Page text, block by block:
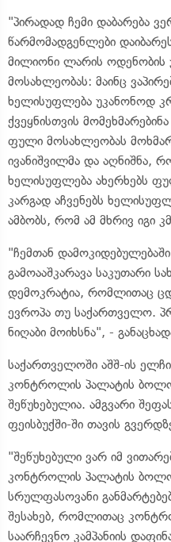
"პირადად ჩემი დაბარება
წარმომადგენლები
მილიონი ლარის ოდენობის
მოსახლეობას: მაინც
ხელისუფლება უკანონოდ
ქვეყნისთვის
ფული მოსახლეობას
ივანიშვილმა და
ხელისუფლება ახერხებს
კარგად აჩვენებს
ამბობს, რომ ამ მხრივ იგი
"ჩემთან
გამოააშკარავა საკუთარი
დემოკრატია, რომლითაც
ევროპა თუ საქართველო.
ნიღაბი მოიხსნა", -
საქართველოში აშშ-ის
კონტროლის პალატის
შეწუხებულია. ამგვარი
ფეისბუქში-ში თავის
"შეწუხებული ვარ იმ
კონტროლის პალატის
სრულფასოვანი
შესახებ, რომლითაც
საარჩევნო კამპანიის